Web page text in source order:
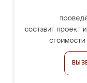
составит проект